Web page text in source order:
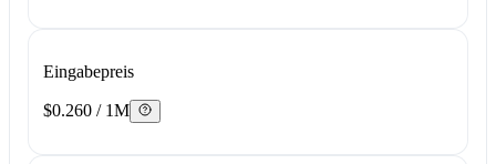
Eingabepreis
$0.260 / 1M